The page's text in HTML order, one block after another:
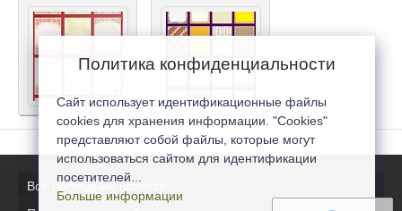
Все последние новости
Политика конфиденциальности
Сайт использует идентификационные файлы
cookies для хранения информации. "Cookies"
представляют собой файлы, которые могут
использоваться сайтом для идентификации
посетителей...
Больше информации